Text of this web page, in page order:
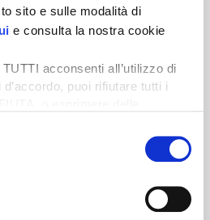
sito e sulle modalità di
e consulta la nostra cookie
acconsenti all’utilizzo di
puoi rifiutare tutti i
ACCETTA SELEZIONATI.
di alta qualità. Tagliato sulle tue
esigenze.